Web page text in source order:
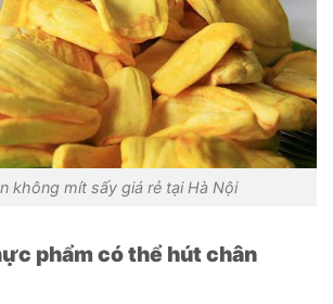
không mít sấy giá rẻ tại Hà Nội
phẩm có thể hút chân